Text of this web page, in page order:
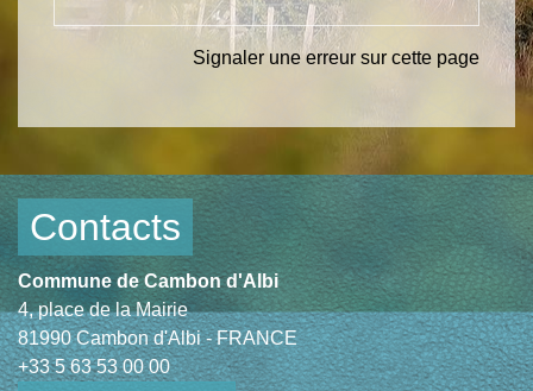
Signaler une erreur sur cette page
Contacts
Commune de Cambon d'Albi
4, place de la Mairie
81990 Cambon d'Albi - FRANCE
+33 5 63 53 00 00